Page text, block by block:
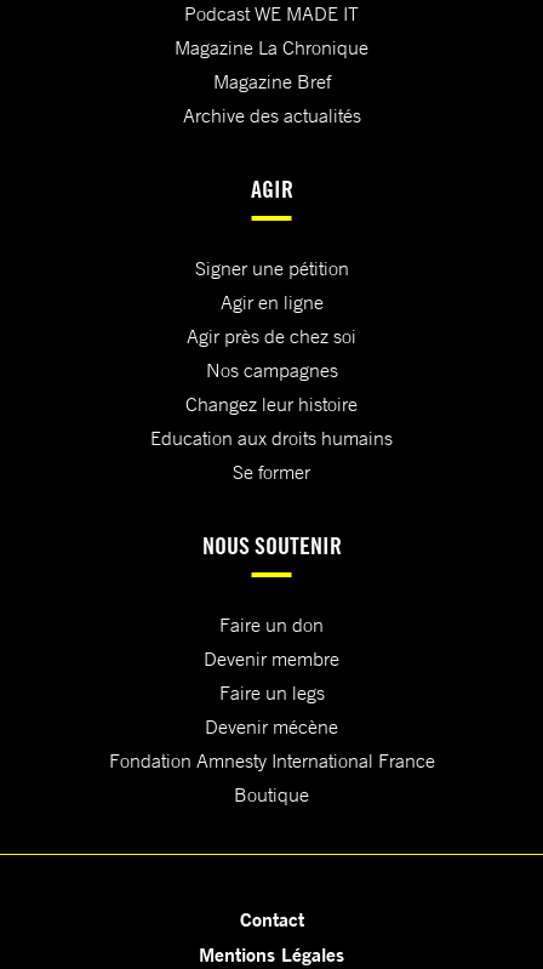
Podcast WE MADE IT
Magazine La Chronique
Magazine Bref
Archive des actualités
AGIR
Signer une pétition
Agir en ligne
Agir près de chez soi
Nos campagnes
Changez leur histoire
Education aux droits humains
Se former
NOUS SOUTENIR
Faire un don
Devenir membre
Faire un legs
Devenir mécène
Fondation Amnesty International France
Boutique
Contact
Mentions Légales